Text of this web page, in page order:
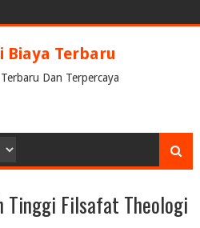
Terbaru
Dan Terpercaya
Tinggi Filsafat Theologi